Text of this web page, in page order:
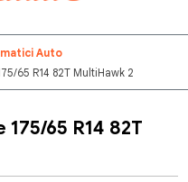
Auto
65 R14 82T MultiHawk 2
65 R14 82T